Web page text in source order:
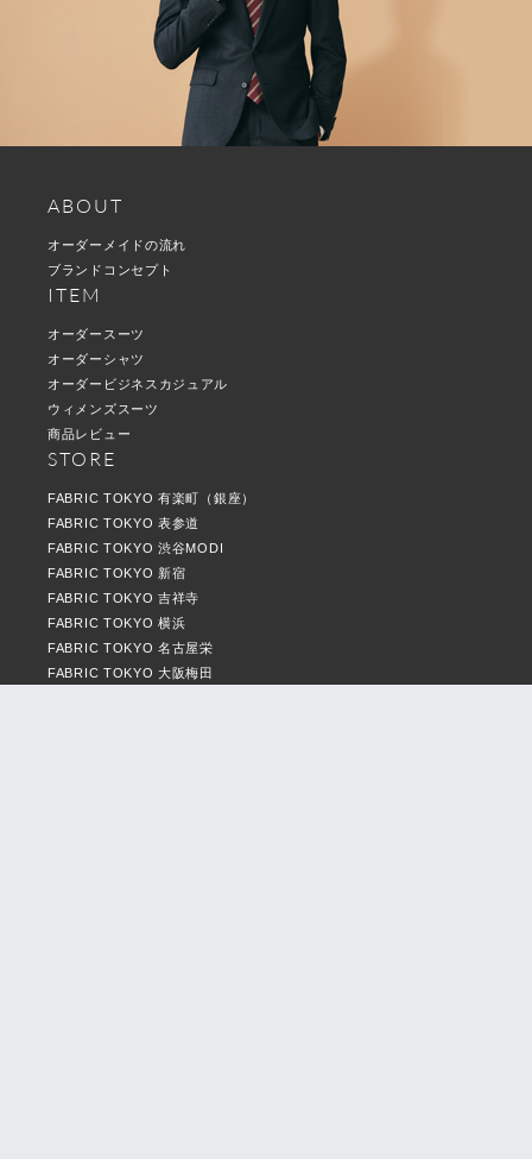
ABOUT
オーダーメイドの流れ
ブランドコンセプト
ITEM
オーダースーツ
オーダーシャツ
オーダービジネスカジュアル
ウィメンズスーツ
商品レビュー
STORE
FABRIC TOKYO 有楽町（銀座）
FABRIC TOKYO 表参道
FABRIC TOKYO 渋谷MODI
FABRIC TOKYO 新宿
FABRIC TOKYO 吉祥寺
FABRIC TOKYO 横浜
FABRIC TOKYO 名古屋栄
FABRIC TOKYO 大阪梅田